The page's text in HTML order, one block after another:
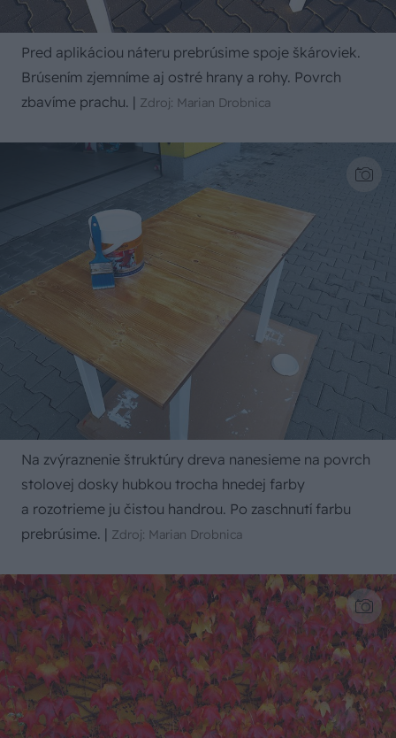
Pred aplikáciou náteru prebrúsime spoje škároviek.
Brúsením zjemníme aj ostré hrany a rohy. Povrch
zbavíme prachu. | Zdroj: Marian Drobnica
Na zvýraznenie štruktúry dreva nanesieme na povrch
stolovej dosky hubkou trocha hnedej farby
a rozotrieme ju čistou handrou. Po zaschnutí farbu
prebrúsime. | Zdroj: Marian Drobnica